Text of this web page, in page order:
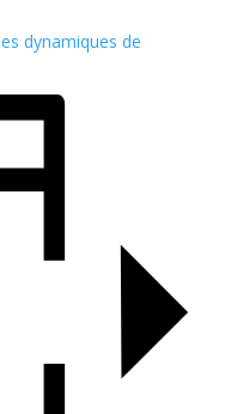
dynamiques de